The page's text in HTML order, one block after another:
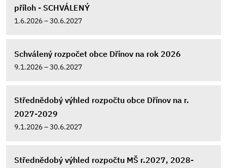
příloh - SCHVÁLENÝ
1.6.2026 – 30.6.2027
Schválený rozpočet obce Dřínov na rok 2026
9.1.2026 – 30.6.2027
Střednědobý výhled rozpočtu obce Dřínov na r.
2027-2029
9.1.2026 – 30.6.2027
Střednědobý výhled rozpočtu MŠ r.2027, 2028-